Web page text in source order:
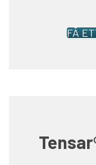
FÅ